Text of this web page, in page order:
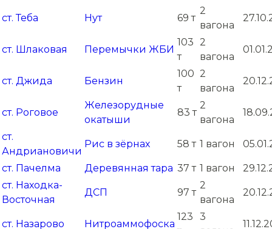
ст. Теба Нут 69 т
2
вагона
ст. Шлаковая Перемычки ЖБИ
103
т
2
вагона
ст. Джида Бензин
100
т
2
вагона
ст. Роговое
Железорудные
окатыши
83 т
2
вагона
ст.
Андриановичи
Рис в зёрнах 58 т 1 вагон
ст. Пачелма Деревянная тара 37 т 1 вагон
ст. Находка-
Восточная
ДСП 97 т
2
вагона
ст. Назарово Нитроаммофоска
123
3